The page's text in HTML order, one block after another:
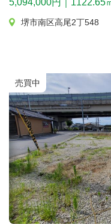
5,094,000円｜1122.65
堺市南区高尾2丁548
売買中